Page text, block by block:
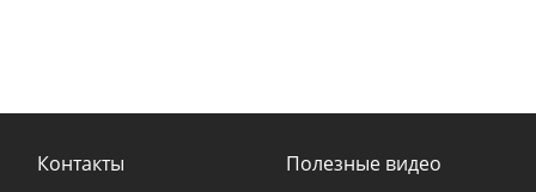
Контакты
Полезные видео